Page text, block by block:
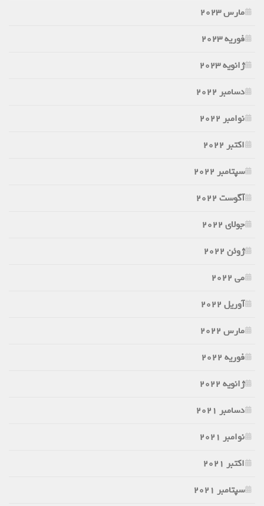
مارس 2023
فوریه 2023
ژانویه 2023
دسامبر 2022
نوامبر 2022
اکتبر 2022
سپتامبر 2022
آگوست 2022
جولای 2022
ژوئن 2022
می 2022
آوریل 2022
مارس 2022
فوریه 2022
ژانویه 2022
دسامبر 2021
نوامبر 2021
اکتبر 2021
سپتامبر 2021